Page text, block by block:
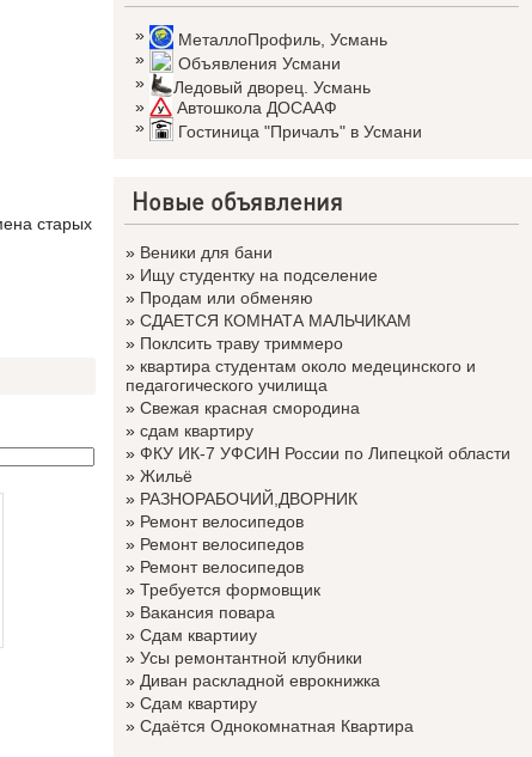
старых
» МеталлоПрофиль Усмань
»
Объявления Усмани
»
Ледовый дворец. Усмань
»
Автошкола ДОСААФ
»
Гостиница "Причалъ" в Усмани
Новые объявления
» Веники для бани
» Ищу студентку на подселение
» Продам или обменяю
» СДАЕТСЯ КОМНАТА МАЛЬЧИКАМ
» Поклсить траву триммеро
» квартира студентам около медецинского и
педагогического училища
» Свежая красная смородина
» сдам квартиру
» ФКУ ИК-7 УФСИН России по Липецкой области
» Жильё
» РАЗНОРАБОЧИЙ,ДВОРНИК
» Ремонт велосипедов
» Ремонт велосипедов
» Ремонт велосипедов
» Требуется формовщик
» Вакансия повара
» Сдам квартииу
» Усы ремонтантной клубники
» Диван раскладной еврокнижка
» Сдам квартиру
» Сдаётся Однокомнатная Квартира